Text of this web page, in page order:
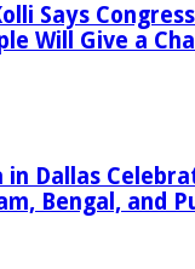
Says
Will Give a
Dallas
Bengal, and